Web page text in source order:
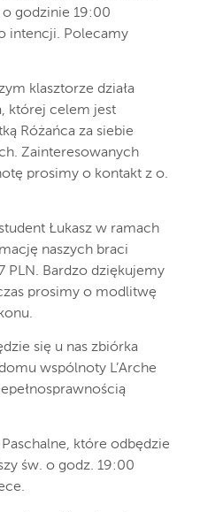
godzinie 19:00
intencji. Polecamy
klasztorze działa
której celem jest
Różańca za siebie
Zainteresowanych
prosimy o kontakt z o.
Łukasz w ramach
naszych braci
PLN. Bardzo dziękujemy
prosimy o modlitwę
się u nas zbiórka
wspólnoty L’Arche
które odbędzie
św. o godz. 19:00